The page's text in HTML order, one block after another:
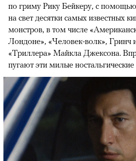
по гриму Рику Бейкеру, с
на свет десятки самых известных
монстров, в том числе
Лондоне», «Человек-волк», Гринч
«Триллера» Майкла Джексона.
пугают эти милые